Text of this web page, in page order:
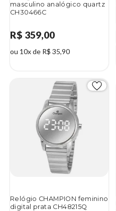
masculino analógico quartz
CH30466C
R$ 359,00
ou 10x de R$ 35,90
Relógio CHAMPION feminino
digital prata CH48215Q